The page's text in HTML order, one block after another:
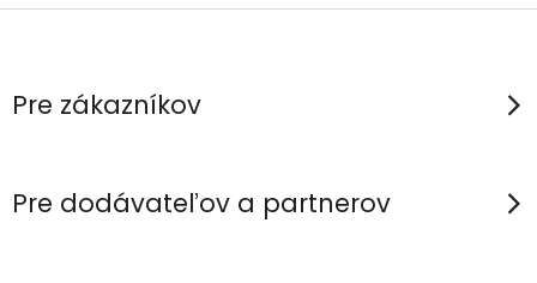
Z
pPre zákazníkov
Pre dodávateľov a partnerov